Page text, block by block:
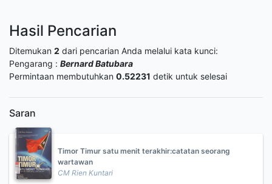
Hasil Pencarian
Ditemukan 2 dari pencarian Anda melalui kata kunci:
Pengarang : Bernard Batubara
Permintaan membutuhkan 0.52231 detik untuk selesai
Saran
Timor Timur satu menit terakhir:catatan seorang
wartawan
CM Rien Kuntari